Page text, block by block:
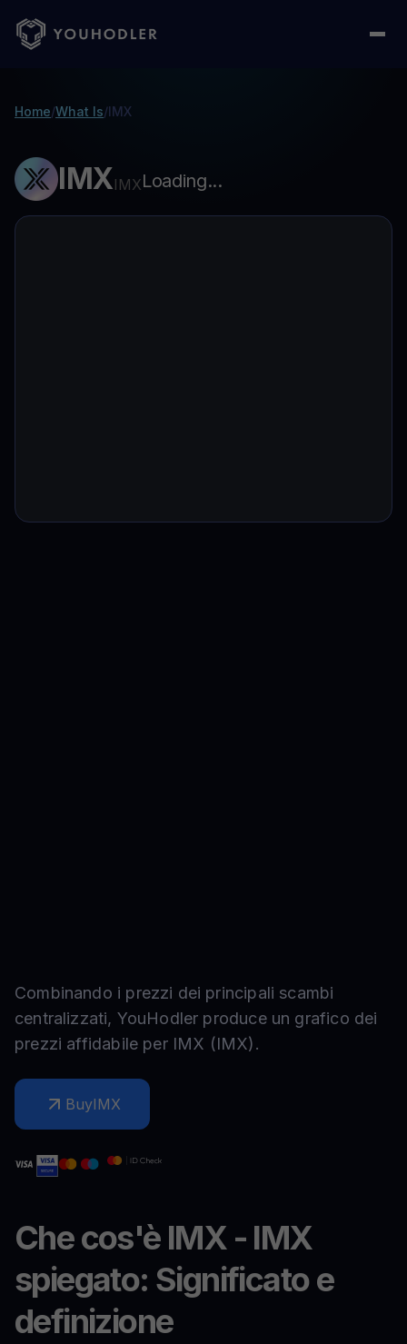
Home/What Is/IMX
IMXIMXLoading...
Combinando i prezzi dei principali scambi
centralizzati, YouHodler produce un grafico dei
prezzi affidabile per IMX (IMX).
BuyIMX
Che cos'è IMX - IMX
spiegato: Significato e
definizione